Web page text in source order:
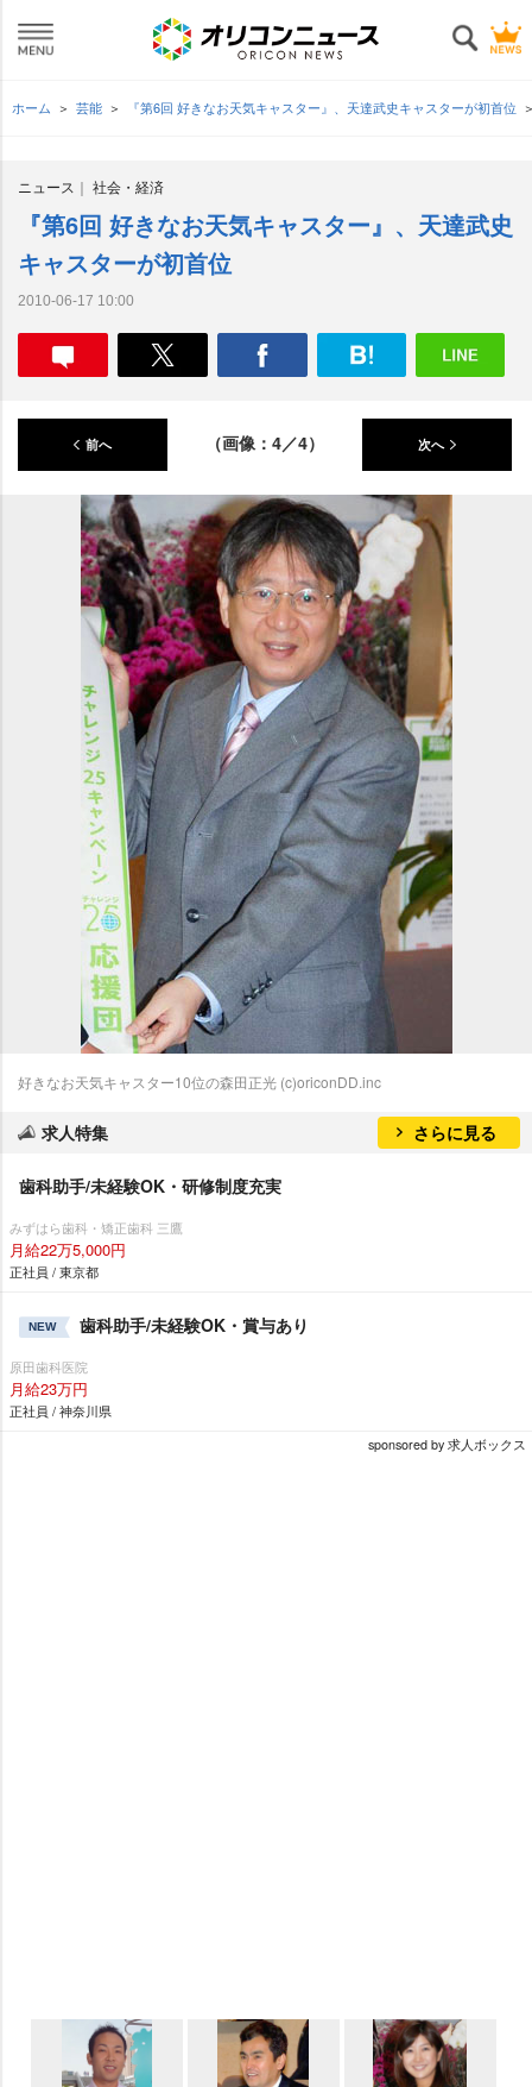
ホーム 芸能 『第6回 好きなお天気キャスター』、天達武史キャスターが初首位
ニュース 社会・経済
『第6回 好きなお天気キャスター』、天達武史
キャスターが初首位
2010-06-17 10:00
前へ （画像：4／4） 次へ
好きなお天気キャスター10位の森田正光 (c)oriconDD.inc
求人特集 さらに見る
歯科助手/未経験OK・研修制度充実
みずはら歯科・矯正歯科 三鷹
月給22万5,000円
正社員 / 東京都
NEW 歯科助手/未経験OK・賞与あり
原田歯科医院
月給23万円
正社員 / 神奈川県
sponsored by 求人ボックス